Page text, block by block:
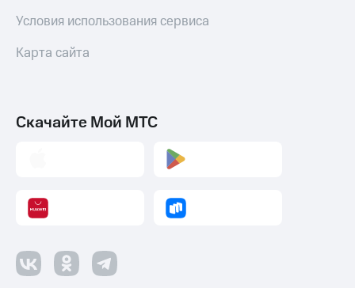
Условия использования сервиса
Карта сайта
Скачайте Мой МТС